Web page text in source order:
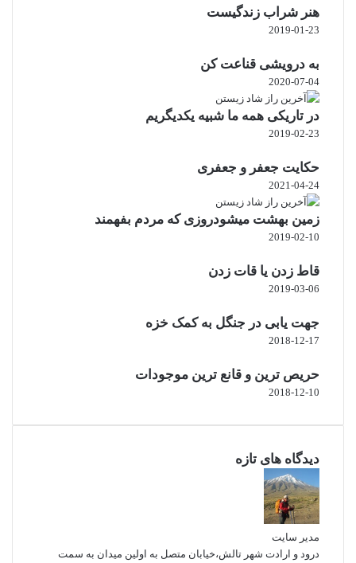
هنر شراب زندگیست
2019-01-23
به درویشی قناعت کن
2020-07-04
در تاریکی همه ما شبیه یکدیگریم
2019-02-23
حکایت جعفر و جعفری
2021-04-24
زمین بهشت میشودروزی که مردم بفهمند
2019-02-10
قاط زدن یا قات زدن
2019-03-06
جهت یابی در جنگل به کمک خزه
2018-12-17
حریص ترین و قانع ترین موجودات
2018-12-10
دیدگاه های تازه
مدیر سایت
درود و ارادت شهر تالش،خیابان متصل به اولین میدان به سمت